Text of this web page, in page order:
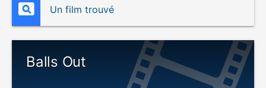
Un film trouvé
Balls Out